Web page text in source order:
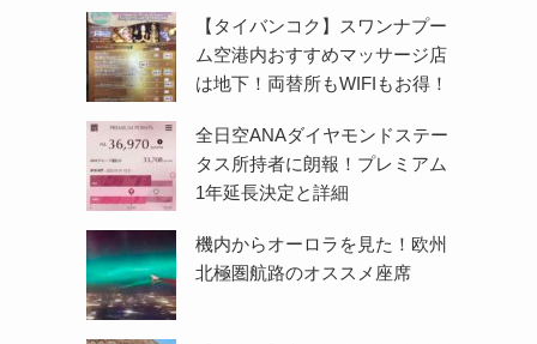
【タイバンコク】スワンナプー
ム空港内おすすめマッサージ店
は地下！両替所もWIFIもお得！
全日空ANAダイヤモンドステー
タス所持者に朗報！プレミアム
1年延長決定と詳細
機内からオーロラを見た！欧州
北極圏航路のオススメ座席